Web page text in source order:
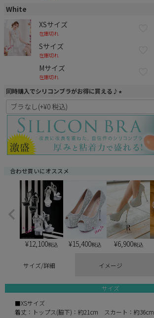
White
XSサイズ
在庫切れ
Sサイズ
在庫切れ
Mサイズ
在庫切れ
同時購入でシリコンブラがお得に買える♪
(
須
)
合わせ買いにオススメ
¥12,100税込 ¥15,400税込 ¥6,900税込
サイズ/詳細 イメージ
サイズ
■XSサイズ
着丈：トップス(脇下)：約21cm スカート：約36cm